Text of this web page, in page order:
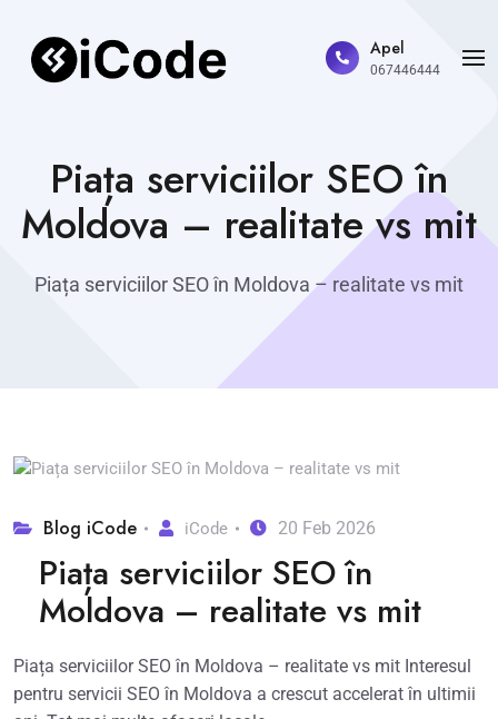
Apel
067446444
Piața serviciilor SEO în
Moldova – realitate vs mit
Piața serviciilor SEO în Moldova – realitate vs mit
Blog iCode iCode 20 Feb 2026
Piața serviciilor SEO în
Moldova – realitate vs mit
Piața serviciilor SEO în Moldova – realitate vs mit Interesul
pentru servicii SEO în Moldova a crescut accelerat în ultimii